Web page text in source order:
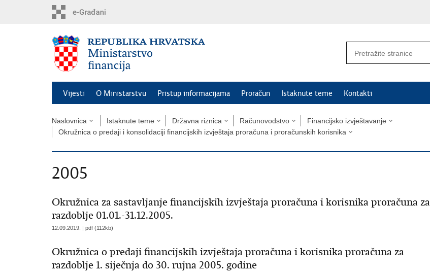
Vijesti O Ministarstvu Pristup informacijama Proračun Istaknute teme Kontakti
Naslovnica Istaknute teme Državna riznica Računovodstvo
Financijsko izvještavanje
Okružnica o predaji i konsolidaciji financijskih izvještaja proračuna i proračunskih korisnika
2005
Okružnica za sastavljanje financijskih izvještaja proračuna i korisnika proračuna za
razdoblje 01.01.-31.12.2005.
12.09.2019. | pdf (112kb)
Okružnica o predaji financijskih izvještaja proračuna i korisnika proračuna za
razdoblje 1. siječnja do 30. rujna 2005. godine